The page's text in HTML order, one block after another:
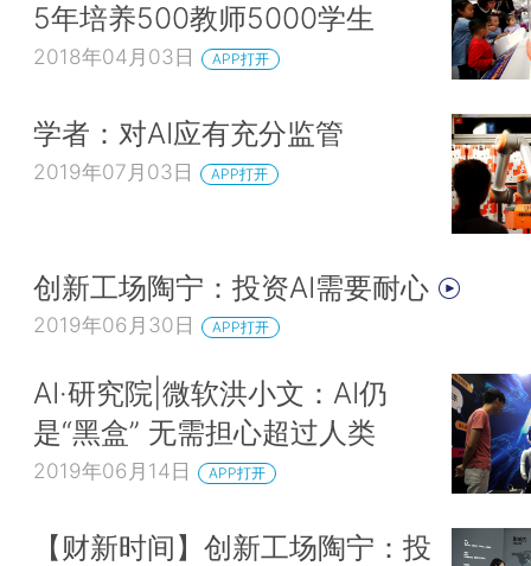
5年培养500教师5000学生
2018年04月03日 APP打开
学者：对AI应有充分监管
2019年07月03日 APP打开
创新工场陶宁：投资AI需要耐心
2019年06月30日 APP打开
AI·研究院|微软洪小文：AI仍
是“黑盒” 无需担心超过人类
2019年06月14日 APP打开
【财新时间】创新工场陶宁：投